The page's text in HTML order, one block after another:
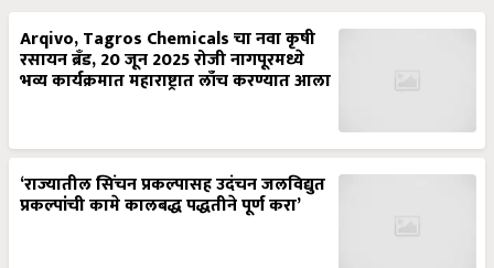
Arqivo, Tagros Chemicals चा नवा कृषी
रसायन ब्रँड, 20 जून 2025 रोजी नागपूरमध्ये
भव्य कार्यक्रमात महाराष्ट्रात लाँच करण्यात आला
‘राज्यातील सिंचन प्रकल्पासह उदंचन जलविद्युत
प्रकल्पांची कामे कालबद्ध पद्धतीने पूर्ण करा’